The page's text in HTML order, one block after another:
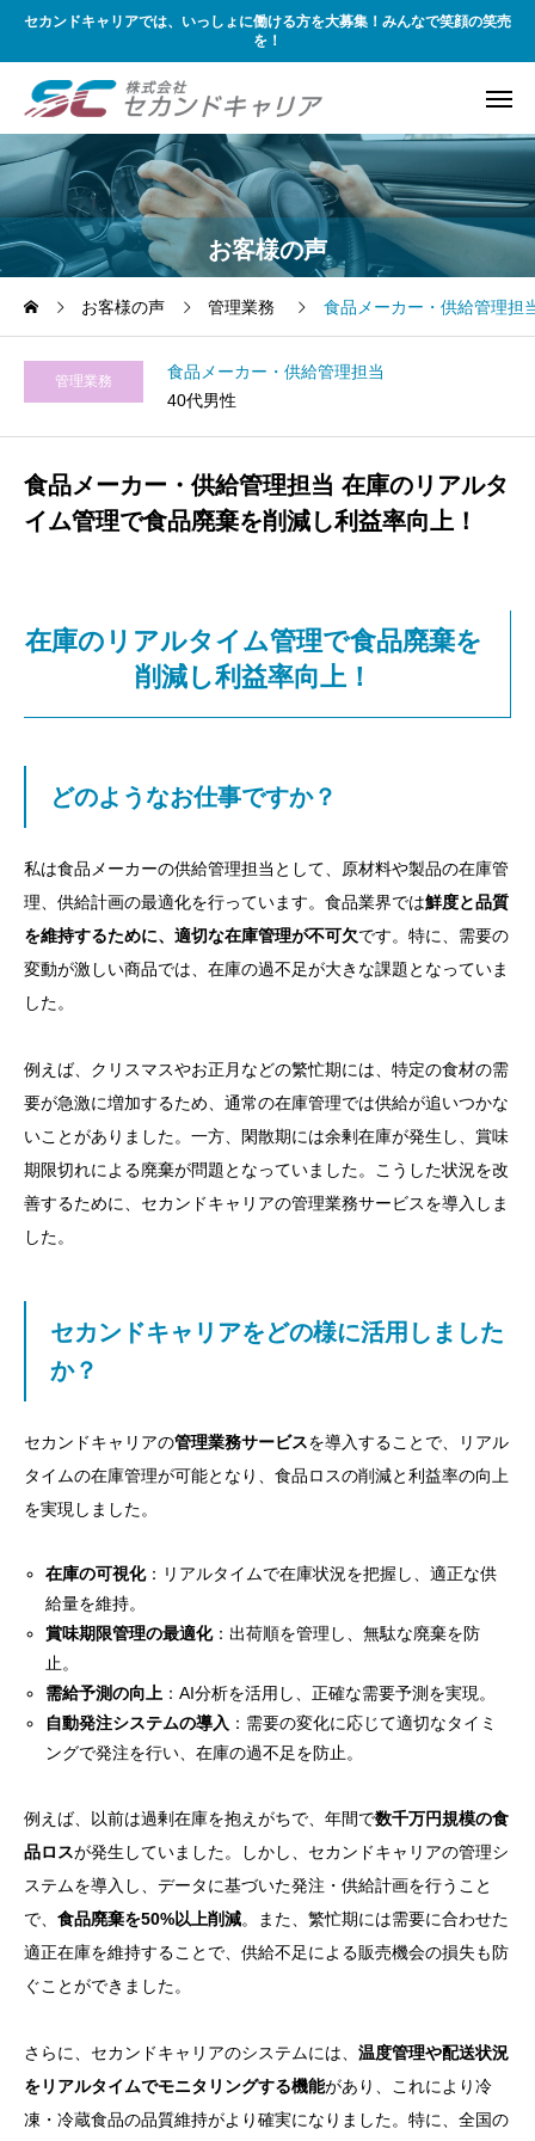
セカンドキャリアでは、いっしょに働ける方を大募集！みんなで笑顔の笑売
を！
お客様の声
お客様の声 管理業務 食品メーカー・供給管理担
管理業務
食品メーカー・供給管理担当
40代男性
食品メーカー・供給管理担当 在庫のリアルタ
イム管理で食品廃棄を削減し利益率向上！
在庫のリアルタイム管理で食品廃棄を
削減し利益率向上！
どのようなお仕事ですか？
私は食品メーカーの供給管理担当として、原材料や製品の在庫管
理、供給計画の最適化を行っています。食品業界では鮮度と品質
を維持するために、適切な在庫管理が不可欠です。特に、需要の
変動が激しい商品では、在庫の過不足が大きな課題となっていま
した。
例えば、クリスマスやお正月などの繁忙期には、特定の食材の需
要が急激に増加するため、通常の在庫管理では供給が追いつかな
いことがありました。一方、閑散期には余剰在庫が発生し、賞味
期限切れによる廃棄が問題となっていました。こうした状況を改
善するために、セカンドキャリアの管理業務サービスを導入しま
した。
セカンドキャリアをどの様に活用しました
か？
セカンドキャリアの管理業務サービスを導入することで、リアル
タイムの在庫管理が可能となり、食品ロスの削減と利益率の向上
を実現しました。
在庫の可視化：リアルタイムで在庫状況を把握し、適正な供
給量を維持。
賞味期限管理の最適化：出荷順を管理し、無駄な廃棄を防
止。
需給予測の向上 ：AI分析を活用し、正確な需要予測を実現。
自動発注システムの導入 ：需要の変化に応じて適切なタイミ
ングで発注を行い、在庫の過不足を防止。
例えば、以前は過剰在庫を抱えがちで、年間で数千万円規模の食
品ロスが発生していました。しかし、セカンドキャリアの管理シ
ステムを導入し、データに基づいた発注・供給計画を行うこと
で、 食品廃棄を50%以上削減。また、繁忙期には需要に合わせた
適正在庫を維持することで、供給不足による販売機会の損失も防
ぐことができました。
さらに、セカンドキャリアのシステムには、 温度管理や配送状況
をリアルタイムでモニタリングする機能があり、これにより冷
凍・冷蔵食品の品質維持がより確実になりました。特に、全国の